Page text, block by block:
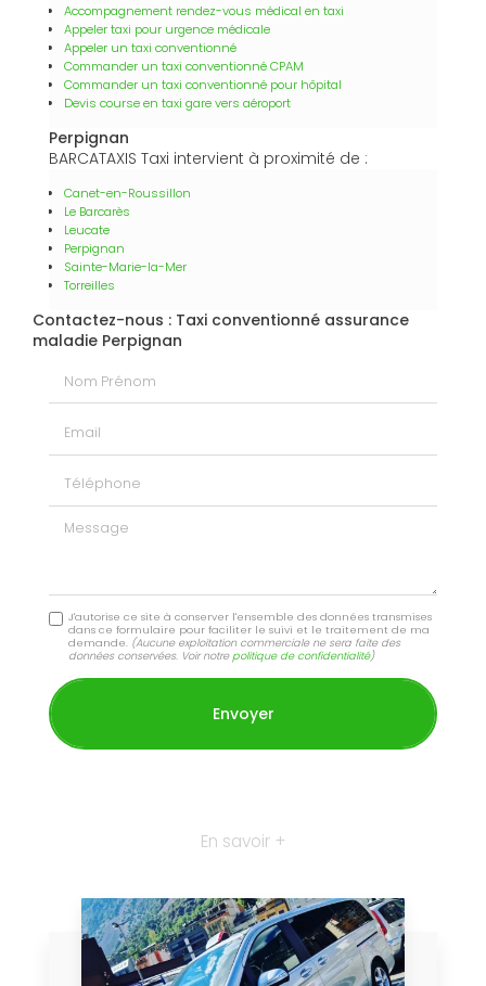
Accompagnement rendez-vous médical en taxi
Appeler taxi pour urgence médicale
Appeler un taxi conventionné
Commander un taxi conventionné CPAM
Commander un taxi conventionné pour hôpital
Devis course en taxi gare vers aéroport
Perpignan
BARCATAXIS Taxi intervient à proximité de :
Canet-en-Roussillon
Le Barcarès
Leucate
Perpignan
Sainte-Marie-la-Mer
Torreilles
Contactez-nous : Taxi conventionné assurance
maladie Perpignan
Message
J'autorise ce site à conserver l'ensemble des données transmises
dans ce formulaire pour faciliter le suivi et le traitement de ma
demande. (Aucune exploitation commerciale ne sera faite des
données conservées. Voir notrepolitique de confidentialité)
En savoir +